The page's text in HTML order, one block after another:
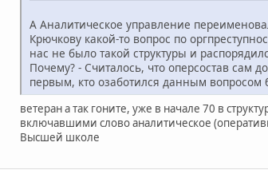
А Аналитическое управление
Крючкову какой-то вопрос по
нас не было такой структуры и
Почему? - Считалось, что оперсостав
первым, кто озаботился данным вопросом
ветеран а так гоните, уже в начале 70 в
включавшими слово аналитическое
Высшей школе